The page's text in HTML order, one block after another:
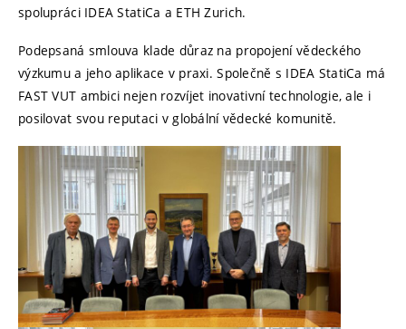
spolupráci IDEA StatiCa a ETH Zurich.
Podepsaná smlouva klade důraz na propojení vědeckého
výzkumu a jeho aplikace v praxi. Společně s IDEA StatiCa má
FAST VUT ambici nejen rozvíjet inovativní technologie, ale i
posilovat svou reputaci v globální vědecké komunitě.